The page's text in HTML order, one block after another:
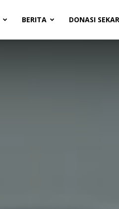
BERITA DONASI